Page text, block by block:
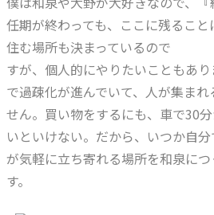
任期が終わっても、ここに残るこ
住む場所も決まっているので
すが、個人的にやりたいこともあ
で過疎化が進んでいて、人が集ま
せん。買い物をするにも、車で30
いといけない。だから、いつか自
が気軽に立ち寄れる場所を和泉に
す。